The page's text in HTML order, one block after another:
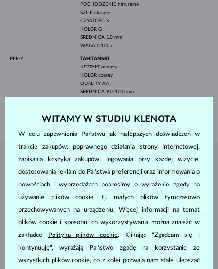
POCHODZENIE naturalne
SZLIF okrągły
CZYSTOŚĆ SI
KOLOR G
ŚREDNICA 1.0 mm
WAGA 0.100 ct
PERŁY
TAHITAŃSKI
KSZTAŁT okrągły
KOLOR czarny
QUALITY AA
ŚREDNICA 9.0-10.0 mm
4.30 g
BIŻUTERIA ZATELIER KLENOTA
WITAMY W STUDIU KLENOTA
W celu zapewnienia Państwu jak najlepszych doświadczeń w
trakcie zakupów: poprawnego działania strony internetowej,
zapisania koszyka zakupów, logowania przy każdej wizycie,
dostosowania reklam do Państwa preferencji oraz informowania o
nowościach i wyprzedażach poprosimy o wyrażenie zgody na
używanie plików cookie, tj. małych plików tymczasowo
przechowywanych na urządzeniu. Więcej informacji na temat
plików cookie i sposobu ich wykorzystywania można znaleźć w
zakładce
Polityka plików cookie. Klikając "Zgadzam się i
kontynuuję", wyrażają Państwo zgodę na korzystanie ze
wszystkich plików cookie, co z kolei pozwala nam stale ulepszać